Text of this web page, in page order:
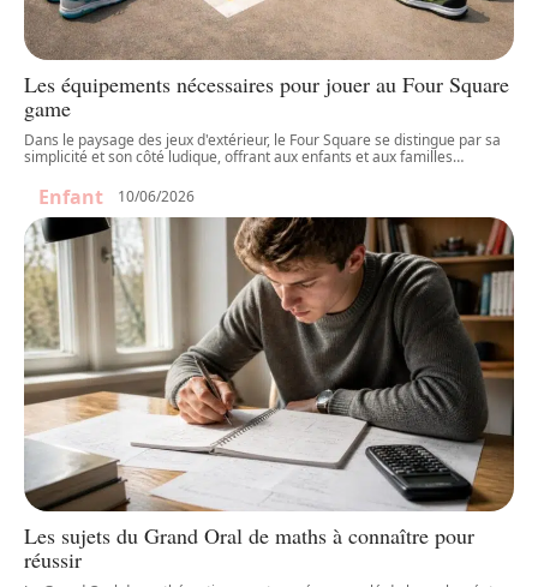
Les équipements nécessaires pour jouer au Four Square
game
Dans le paysage des jeux d'extérieur, le Four Square se distingue par sa
simplicité et son côté ludique, offrant aux enfants et aux familles…
Enfant 10/06/2026
Les sujets du Grand Oral de maths à connaître pour
réussir